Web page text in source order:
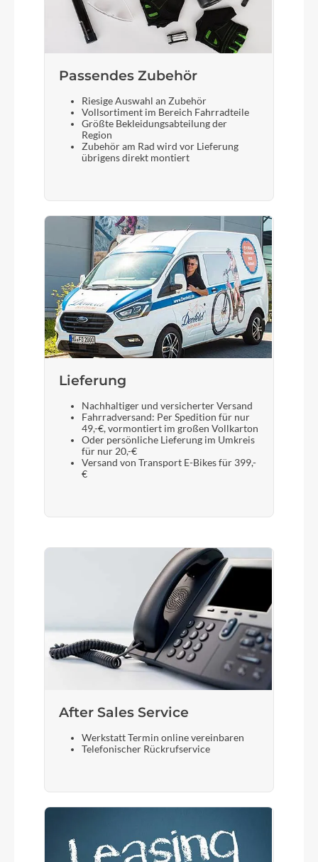
Passendes Zubehör
Riesige Auswahl an Zubehör
Vollsortiment im Bereich Fahrradteile
Größte Bekleidungsabteilung der
Region
Zubehör am Rad wird vor Lieferung
übrigens direkt montiert
Lieferung
Nachhaltiger und versicherter Versand
Fahrradversand: Per Spedition für nur
49,-€, vormontiert im großen Vollkarton
Oder persönliche Lieferung im Umkreis
für nur 20,-€
Versand von Transport E-Bikes für 399,-
€
After Sales Service
Werkstatt Termin online vereinbaren
Telefonischer Rückrufservice